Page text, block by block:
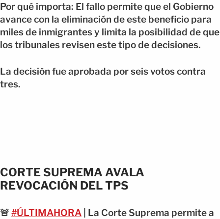
Por qué importa: El fallo permite que el Gobierno
avance con la eliminación de este beneficio para
miles de inmigrantes y limita la posibilidad de que
los tribunales revisen este tipo de decisiones.
La decisión fue aprobada por seis votos contra
tres.
CORTE SUPREMA AVALA
REVOCACIÓN DEL TPS
🚨 #ÚLTIMAHORA | La Corte Suprema permite a